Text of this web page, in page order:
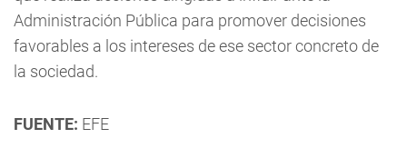
Administración Pública para promover decisiones
favorables a los intereses de ese sector concreto de
la sociedad.
FUENTE: EFE